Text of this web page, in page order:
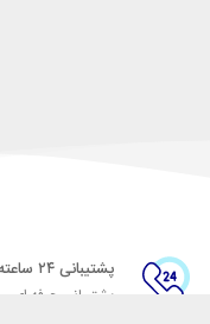
پشتیبانی ۲۴ ساعته
پشتیبانی حرفه ای